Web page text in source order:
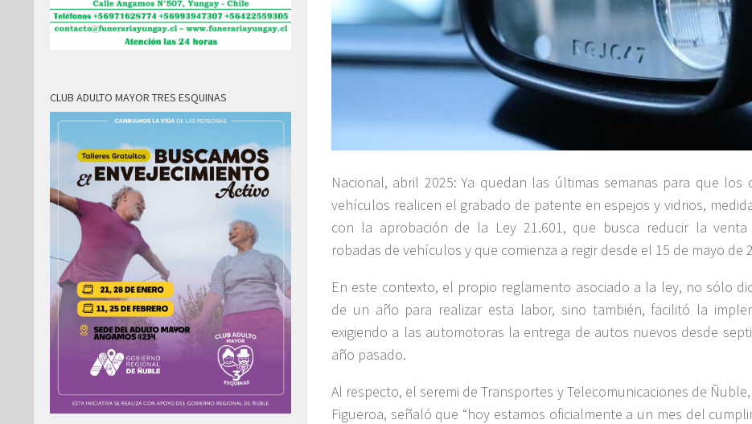
Nacional, abril 2025: Ya quedan las últimas semanas para que los
vehículos realicen el grabado de patente en espejos y vidrios,
con la aprobación de la Ley 21.601, que busca reducir la venta
robadas de vehículos y que comienza a regir desde el 15 de mayo de
En este contexto, el propio reglamento asociado a la ley, no sólo
de un año para realizar esta labor, sino también, facilitó la
exigiendo a las automotoras la entrega de autos nuevos desde
año pasado.
Al respecto, el seremi de Transportes y Telecomunicaciones de
Figueroa, señaló que “hoy estamos oficialmente a un mes del
CLUB ADULTO MAYOR TRES ESQUINAS